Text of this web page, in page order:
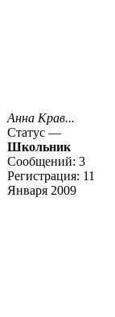
Анна Крав...
Статус —
Школьник
Сообщений: 3
Регистрация: 11
Января 2009